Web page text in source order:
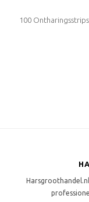
100 Ontharingsstrips